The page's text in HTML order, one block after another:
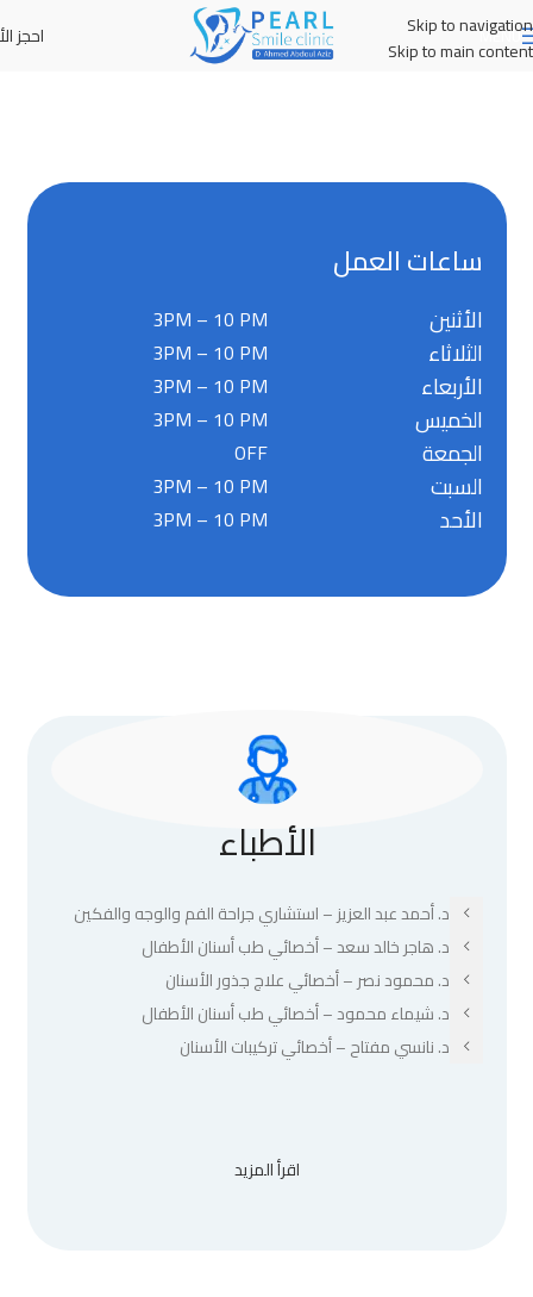
Skip to navigation
Skip to main content
MENU احجز
ساعات العمل
3PM – 10 PM الأثنين
3PM – 10 PM الثلاثاء
3PM – 10 PM الأربعاء
3PM – 10 PM الخميس
OFF الجمعة
3PM – 10 PM السبت
3PM – 10 PM الأحد
الأطباء
د. أحمد عبد العزيز – استشاري جراحة الفم والوجه والفكين
د. هاجر خالد سعد – أخصائي طب أسنان الأطفال
د. محمود نصر – أخصائي علاج جذور الأسنان
د. شيماء محمود – أخصائي طب أسنان الأطفال
د. نانسي مفتاح – أخصائي تركيبات الأسنان
اقرأ المزيد